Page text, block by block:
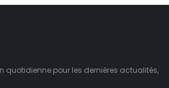
quotidienne pour les dernières actualités,